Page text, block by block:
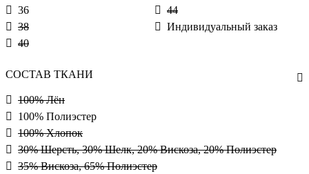
36
38
40
44
Индивидуальный заказ
СОСТАВ ТКАНИ
100% Лён
100% Полиэстер
100% Хлопок
30% Шерсть, 30% Шелк, 20% Вискоза, 20% Полиэстер
35% Вискоза, 65% Полиэстер